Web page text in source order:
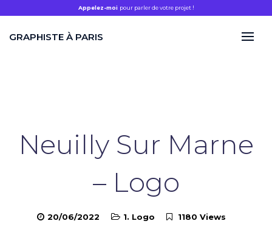
Appelez-moi pour parler de votre projet !
GRAPHISTE À PARIS
Neuilly Sur Marne
– Logo
20/06/2022 1. Logo 1180 Views